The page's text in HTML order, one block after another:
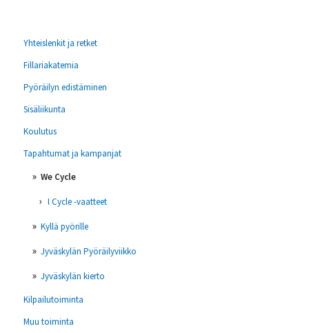
Yhteislenkit ja retket
Fillariakatemia
Pyöräilyn edistäminen
Sisäliikunta
Koulutus
Tapahtumat ja kampanjat
We Cycle
I Cycle -vaatteet
Kyllä pyörille
Jyväskylän Pyöräilyviikko
Jyväskylän kierto
Kilpailutoiminta
Muu toiminta